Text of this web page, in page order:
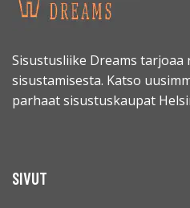
Sisustusliike Dreams tarjoaa
sisustamisesta. Katso
parhaat sisustuskaupat
SIVUT